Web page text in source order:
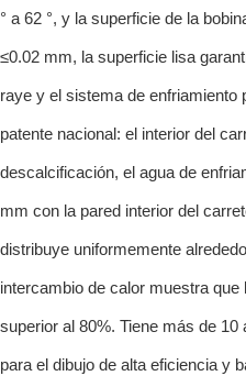
° a 62 °, y la superficie de la
≤0.02 mm, la superficie lisa
raye y el sistema de enfriamiento
patente nacional: el interior del
descalcificación, el agua de
mm con la pared interior del
distribuye uniformemente
intercambio de calor muestra
superior al 80%. Tiene más de
para el dibujo de alta eficiencia y